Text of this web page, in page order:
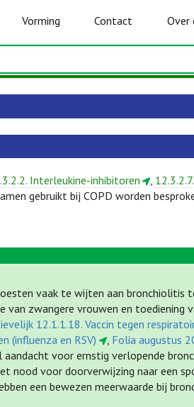
Vorming Contact Over
Interleukine-inhibitoren ,
gebruikt bij COPD worden
vaak te wijten aan bronchiolitis
van zwangere vrouwen en toediening
12.1.1.18. Vaccin tegen
(influenza en RSV) , Folia augustus
voor ernstig verlopende
nood voor doorverwijzing naar een
een bewezen meerwaarde bij